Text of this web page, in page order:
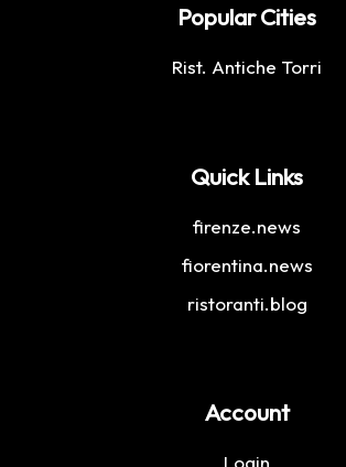
Popular Cities
Rist. Antiche Torri
Quick Links
firenze.news
fiorentina.news
ristoranti.blog
Account